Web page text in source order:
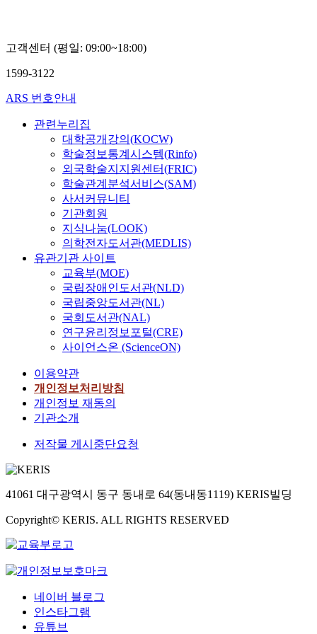
고객센터 (평일: 09:00~18:00)
1599-3122
ARS 번호안내
관련누리집
대학공개강의(KOCW)
학술정보통계시스템(Rinfo)
외국학술지지원센터(FRIC)
학술관계분석서비스(SAM)
사서커뮤니티
기관회원
지식나눔(LOOK)
의학전자도서관(MEDLIS)
유관기관 사이트
교육부(MOE)
국립장애인도서관(NLD)
국립중앙도서관(NL)
국회도서관(NAL)
연구윤리정보포털(CRE)
사이언스온 (ScienceON)
이용약관
개인정보처리방침
개인정보 재동의
기관소개
저작물 게시중단요청
41061 대구광역시 동구 동내로 64(동내동1119) KERIS빌딩
Copyright© KERIS. ALL RIGHTS RESERVED
네이버 블로그
인스타그램
유튜브